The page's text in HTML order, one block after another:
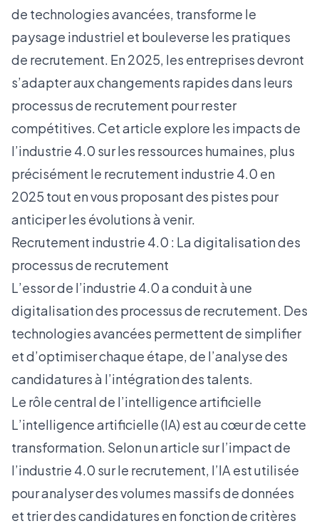
de technologies avancées, transforme le
paysage industriel et bouleverse les pratiques
de recrutement. En 2025, les entreprises devront
s’adapter aux changements rapides dans leurs
processus de recrutement pour rester
compétitives. Cet article explore les impacts de
l’industrie 4.0 sur les ressources humaines, plus
précisément le recrutement industrie 4.0 en
2025 tout en vous proposant des pistes pour
anticiper les évolutions à venir.
Recrutement industrie 4.0 : La digitalisation des
processus de recrutement
L’essor de l’industrie 4.0 a conduit à une
digitalisation des processus de recrutement. Des
technologies avancées permettent de simplifier
et d’optimiser chaque étape, de l’analyse des
candidatures à l’intégration des talents.
Le rôle central de l’intelligence artificielle
L’intelligence artificielle (IA) est au cœur de cette
transformation. Selon unarticle sur l’impact de
l’industrie 4.0 sur le recrutement, l’IA est utilisée
pour analyser des volumes massifs de données
et trier des candidatures en fonction de critères